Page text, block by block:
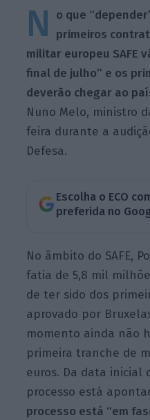
N
o que
primeiros
militar europeu SAFE
final de julho” e os
deverão chegar ao
Nuno Melo, ministro
feira durante a
Defesa.
Escolha o ECO
preferida no
No âmbito do SAFE,
fatia de 5,8 mil
de ter sido dos
aprovado por
momento ainda não
primeira tranche de
euros. Da data inicial
processo está
processo está “em